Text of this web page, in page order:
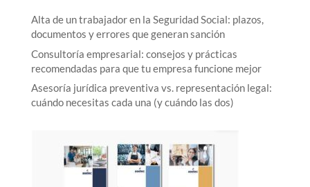
Alta de un trabajador en la Seguridad Social: plazos,
documentos y errores que generan sanción
Consultoría empresarial: consejos y prácticas
recomendadas para que tu empresa funcione mejor
Asesoría jurídica preventiva vs. representación legal:
cuándo necesitas cada una (y cuándo las dos)